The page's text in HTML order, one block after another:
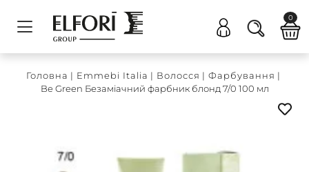
0
Головна | Emmebi Italia | Волосся | Фарбування |
Be Green Безаміачний фарбник блонд 7/0 100 мл